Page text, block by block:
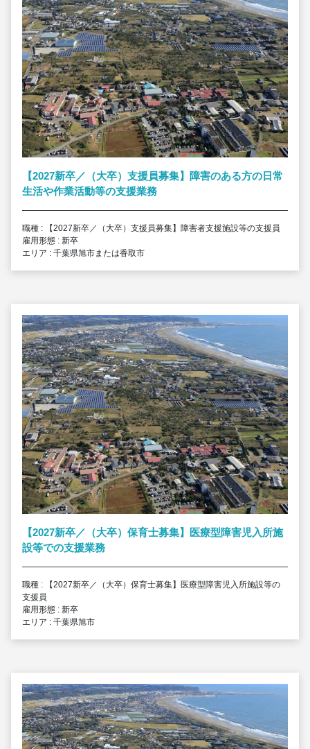
【2027新卒／（大卒）支援員募集】障害のある方の日常
生活や作業活動等の支援業務
職種 : 【2027新卒／（大卒）支援員募集】障害者支援施設等の支援員
雇用形態 : 新卒
エリア : 千葉県旭市または香取市
【2027新卒／（大卒）保育士募集】医療型障害児入所施
設等での支援業務
職種 : 【2027新卒／（大卒）保育士募集】医療型障害児入所施設等の
支援員
雇用形態 : 新卒
エリア : 千葉県旭市